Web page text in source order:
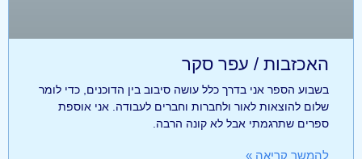
האכזבות / עפר סקר
בשבוע הספר אני בדרך כלל עושה סיבוב בין הדוכנים, כדי לומר
שלום להוצאות לאור ולחברות וחברים לעבודה. אני אוספת
ספרים שתרגמתי אבל לא קונה הרבה.
להמשך קריאה »